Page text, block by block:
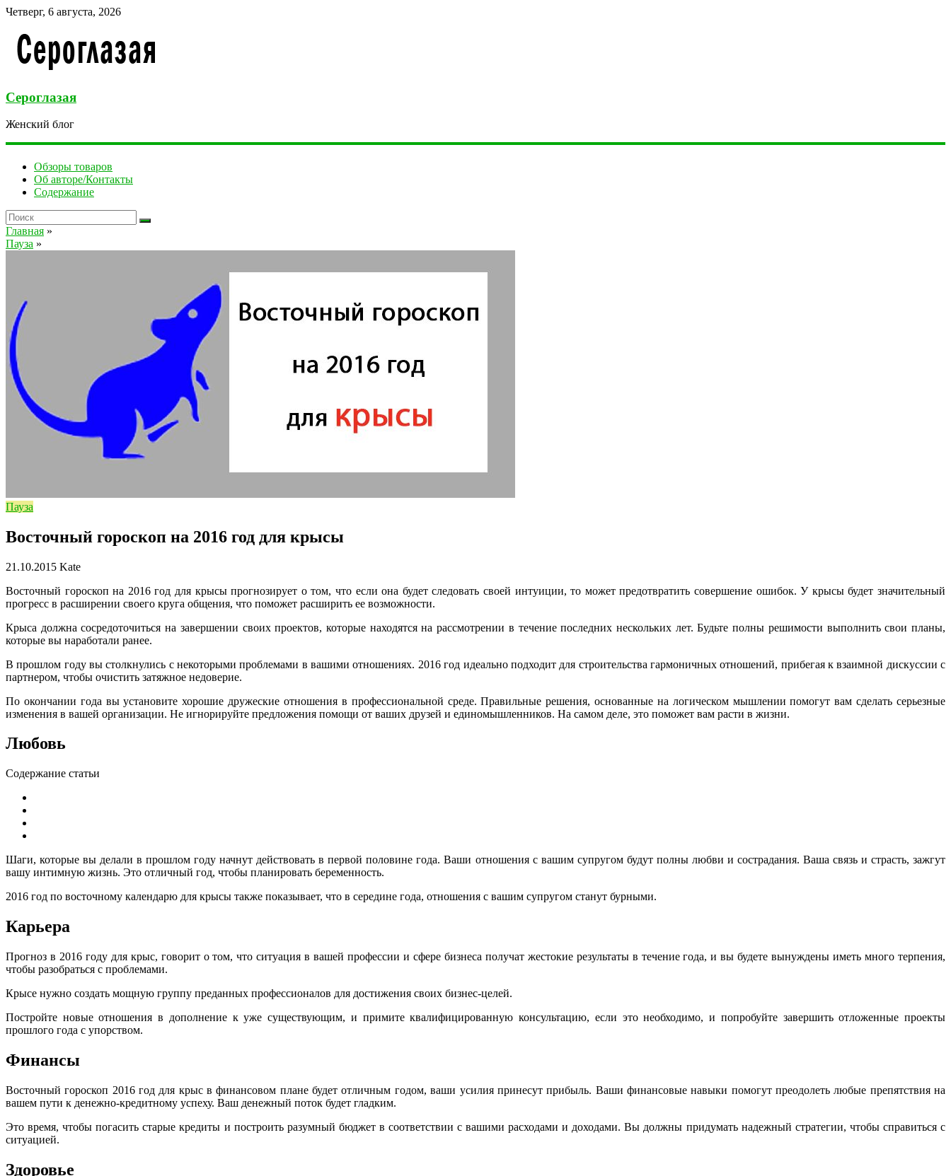
Четверг, 6 августа, 2026
Сероглазая
Женский блог
Обзоры товаров
Об авторе/Контакты
Содержание
Главная »
Пауза »
Пауза
Восточный гороскоп на 2016 год для крысы
21.10.2015 Kate
Восточный гороскоп на 2016 год для крысы прогнозирует о том, что если она будет следовать своей интуиции, то может предотвратить совершение ошибок. У крысы будет значительный
прогресс в расширении своего круга общения, что поможет расширить ее возможности.
Крыса должна сосредоточиться на завершении своих проектов, которые находятся на рассмотрении в течение последних нескольких лет. Будьте полны решимости выполнить свои планы,
которые вы наработали ранее.
В прошлом году вы столкнулись с некоторыми проблемами в вашими отношениях. 2016 год идеально подходит для строительства гармоничных отношений, прибегая к взаимной дискуссии с
партнером, чтобы очистить затяжное недоверие.
По окончании года вы установите хорошие дружеские отношения в профессиональной среде. Правильные решения, основанные на логическом мышлении помогут вам сделать серьезные
изменения в вашей организации. Не игнорируйте предложения помощи от ваших друзей и единомышленников. На самом деле, это поможет вам расти в жизни.
Любовь
Содержание статьи
Шаги, которые вы делали в прошлом году начнут действовать в первой половине года. Ваши отношения с вашим супругом будут полны любви и сострадания. Ваша связь и страсть, зажгут
вашу интимную жизнь. Это отличный год, чтобы планировать беременность.
2016 год по восточному календарю для крысы также показывает, что в середине года, отношения с вашим супругом станут бурными.
Карьера
Прогноз в 2016 году для крыс, говорит о том, что ситуация в вашей профессии и сфере бизнеса получат жестокие результаты в течение года, и вы будете вынуждены иметь много терпения,
чтобы разобраться с проблемами.
Крысе нужно создать мощную группу преданных профессионалов для достижения своих бизнес-целей.
Постройте новые отношения в дополнение к уже существующим, и примите квалифицированную консультацию, если это необходимо, и попробуйте завершить отложенные проекты
прошлого года с упорством.
Финансы
Восточный гороскоп 2016 год для крыс в финансовом плане будет отличным годом, ваши усилия принесут прибыль. Ваши финансовые навыки помогут преодолеть любые препятствия на
вашем пути к денежно-кредитному успеху. Ваш денежный поток будет гладким.
Это время, чтобы погасить старые кредиты и построить разумный бюджет в соответствии с вашими расходами и доходами. Вы должны придумать надежный стратегии, чтобы справиться с
ситуацией.
Здоровье